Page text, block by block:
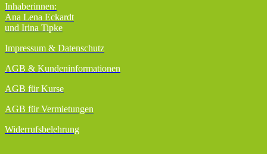
Inhaberinnen:
Ana Lena Eckardt
und Irina Tipke
Impressum & Datenschutz
AGB & Kundeninformationen
AGB für Kurse
AGB für Vermietungen
Widerrufsbelehrung